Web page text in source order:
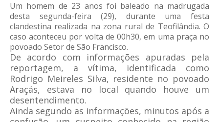
Um homem de 23 anos foi baleado na madrugada
desta segunda-feira (29), durante uma festa
clandestina realizada na zona rural de Teofilândia. O
caso aconteceu por volta de 00h30, em uma praça no
povoado Setor de São Francisco.
De acordo com informações apuradas pela
reportagem, a vítima, identificada como
Rodrigo Meireles Silva, residente no povoado
Araçás, estava no local quando houve um
desentendimento.
Ainda segundo as informações, minutos após a